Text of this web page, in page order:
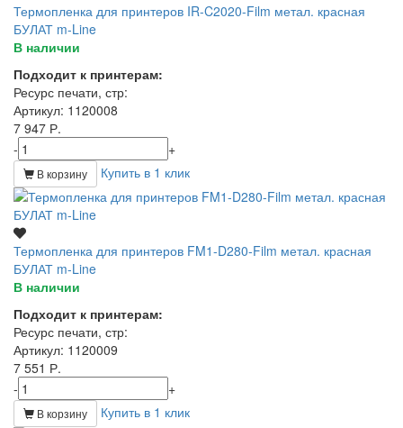
Термопленка для принтеров IR-C2020-Film метал. красная
БУЛАТ m-Line
В наличии
Подходит к принтерам:
Ресурс печати, стр:
Артикул: 1120008
7 947 Р.
-
+
В корзину Купить в 1 клик
Термопленка для принтеров FM1-D280-Film метал. красная
БУЛАТ m-Line
В наличии
Подходит к принтерам:
Ресурс печати, стр:
Артикул: 1120009
7 551 Р.
-
+
В корзину Купить в 1 клик